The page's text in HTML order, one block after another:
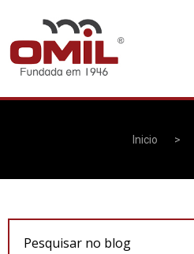
Inicio >
Pesquisar no blog